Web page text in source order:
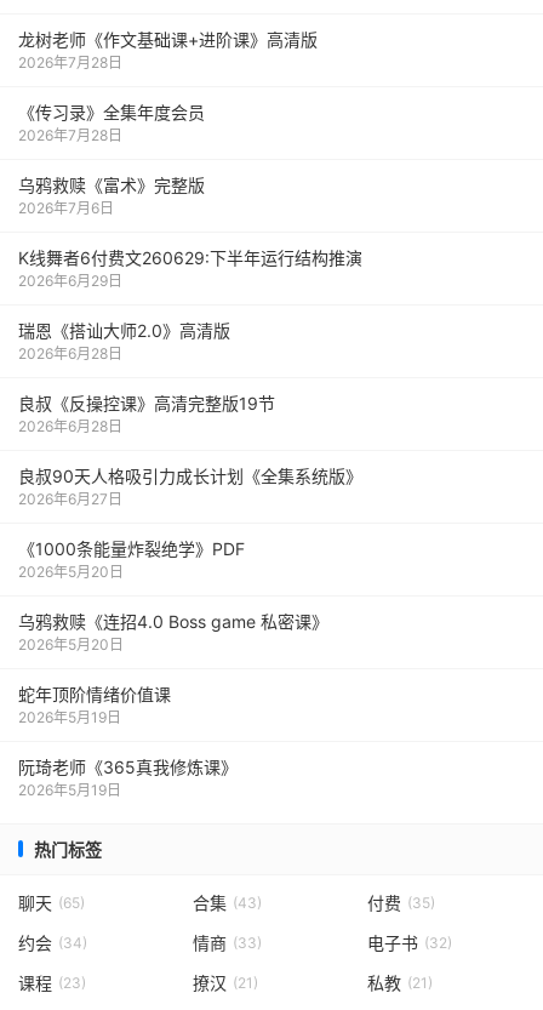
龙树老师《作文基础课+进阶课》高清版
2026年7月28日
《传习录》全集年度会员
2026年7月28日
乌鸦救赎《富术》完整版
2026年7月6日
K线舞者6付费文260629:下半年运行结构推演
2026年6月29日
瑞恩《搭讪大师2.0》高清版
2026年6月28日
良叔《反操控课》高清完整版19节
2026年6月28日
良叔90天人格吸引力成长计划《全集系统版》
2026年6月27日
《1000‮能条‬‎量‮裂炸‬‎绝学》PDF
2026年5月20日
乌鸦救赎《连招4.0 Boss game 私密课》
2026年5月20日
蛇年顶阶情绪价值课
2026年5月19日
阮琦老师《365真我修炼课》
2026年5月19日
热门标签
聊天 (65) 合集 (43) 付费 (35)
约会 (34) 情商 (33) 电子书 (32)
课程 (23) 撩汉 (21) 私教 (21)